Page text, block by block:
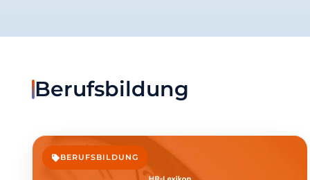
Berufsbildung
BERUFSBILDUNG